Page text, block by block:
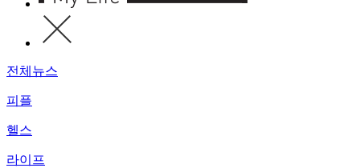
전체뉴스
피플
헬스
라이프